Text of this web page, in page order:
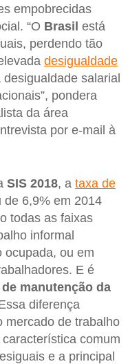
empobrecidas
“O Brasil está
perdendo tão
desigualdade
salarial
pondera
da área
por e-mail à
SIS 2018, a taxa de
de 6,9% em 2014
todas as faixas
informal
ocupada, ou em
E é
manutenção da
diferença
mercado de trabalho
comum
e a principal